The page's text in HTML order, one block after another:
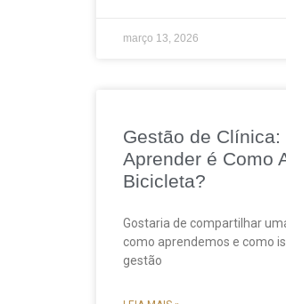
março 13, 2026
Gestão de Clínica:
Aprender é Como
Bicicleta?
Gostaria de compartilhar
como aprendemos e como
gestão